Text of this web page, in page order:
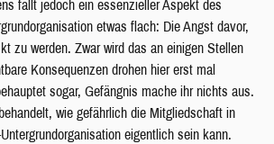
fällt jedoch ein essenzieller Aspekt des
etwas flach: Die Angst davor,
zu werden. Zwar wird das an einigen Stellen
Konsequenzen drohen hier erst mal
sogar, Gefängnis mache ihr nichts aus.
wie gefährlich die Mitgliedschaft in
eigentlich sein kann.